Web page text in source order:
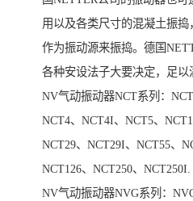
用以及各类尺寸的混凝土振
作为振动源来振捣。德国
各种安设法子大要决定，足以
NV气动振动器NCT系列：
NCT4、NCT4I、NCT5、
NCT29、NCT29I、NCT55、
NCT126、NCT250、NCT250I.
NV气动振动器NVG系列：